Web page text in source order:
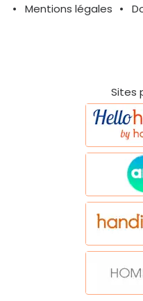
Mentions légales
Sites